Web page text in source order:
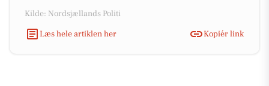
Kilde: Nordsjællands Politi
Læs hele artiklen her
Kopiér link